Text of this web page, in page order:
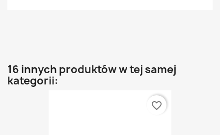
16 innych produktów w tej samej
kategorii:
favorite_border